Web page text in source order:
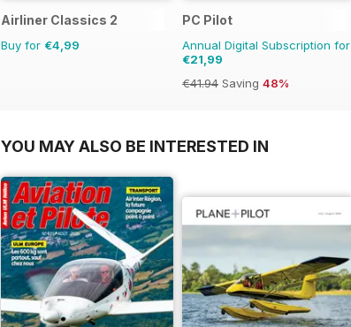
Airliner Classics 2
Buy for €4,99
PC Pilot
Annual Digital Subscription for
€21,99
€41.94 Saving 48%
YOU MAY ALSO BE INTERESTED IN